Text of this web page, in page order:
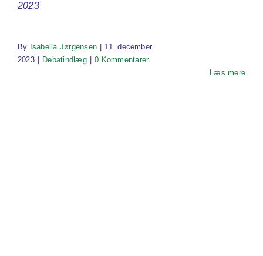
2023
By Isabella Jørgensen
11. december
2023
Debatindlæg
0 Kommentarer
Læs mere